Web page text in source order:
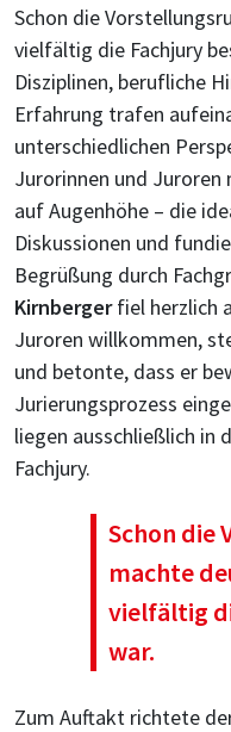
Schon die
vielfältig die Fachjury
Disziplinen, berufliche
Erfahrung trafen
unterschiedlichen
Jurorinnen und
auf Augenhöhe – die
Diskussionen und
Begrüßung durch
Kirnbergerfiel herzlich
Juroren willkommen,
und betonte, dass er
Jurierungsprozess
liegen ausschließlich in
Fachjury.
Schon die
machte
vielfältig
war.
Zum Auftakt richtete